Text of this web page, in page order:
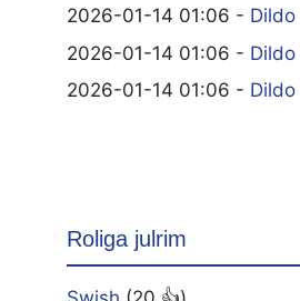
2026-01-14 01:06 - Dildo
2026-01-14 01:06 - Dildo
2026-01-14 01:06 - Dildo
Roliga julrim